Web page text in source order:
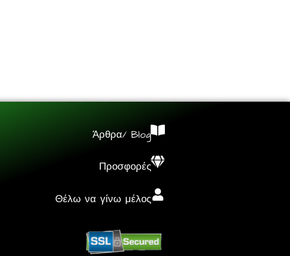
Άρθρα/ Blog
Προσφορές
Θέλω να γίνω μέλος